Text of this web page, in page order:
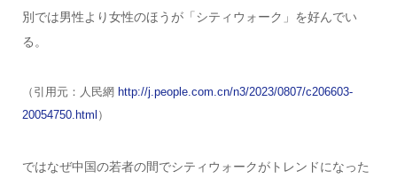
別では男性より女性のほうが「シティウォーク」を好んでい
る。
（引用元：人民網 http://j.people.com.cn/n3/2023/0807/c206603-
20054750.html ）
ではなぜ中国の若者の間でシティウォークがトレンドになった